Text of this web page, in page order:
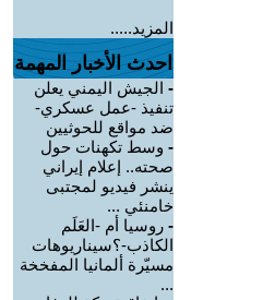
المزيد.....
احدث الأخبار المهمة
- الجيش اليمني يعلن
تنفيذ -عمل عسكري-
ضد مواقع للحوثيين
- وسط تكهنات حول
صحته.. إعلام إيراني
ينشر فيديو لمجتبى
خامنئي ...
- روسيا أم -العَلَم
الكاذب-؟سيناريوهات
مسيّرة ألمانيا المفخخة
...